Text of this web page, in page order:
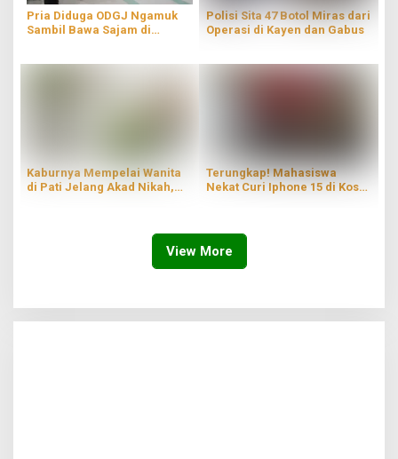
Pria Diduga ODGJ Ngamuk
Sambil Bawa Sajam di
Polisi Sita 47 Botol Miras dari
Operasi di Kayen dan Gabus
Kaburnya Mempelai Wanita
di Pati Jelang Akad Nikah,
Terungkap! Mahasiswa
Nekat Curi Iphone 15 di Kos
View More